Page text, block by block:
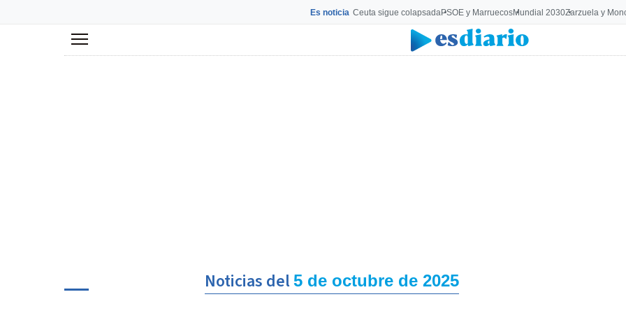
Es noticia Ceuta sigue colapsadaPSOE y MarruecosMundial 2030Zarzuela y
Menú
Noticias del5 de octubre de 2025